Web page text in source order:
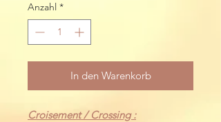
Anzahl *
In den Warenkorb
Croisement / Crossing :